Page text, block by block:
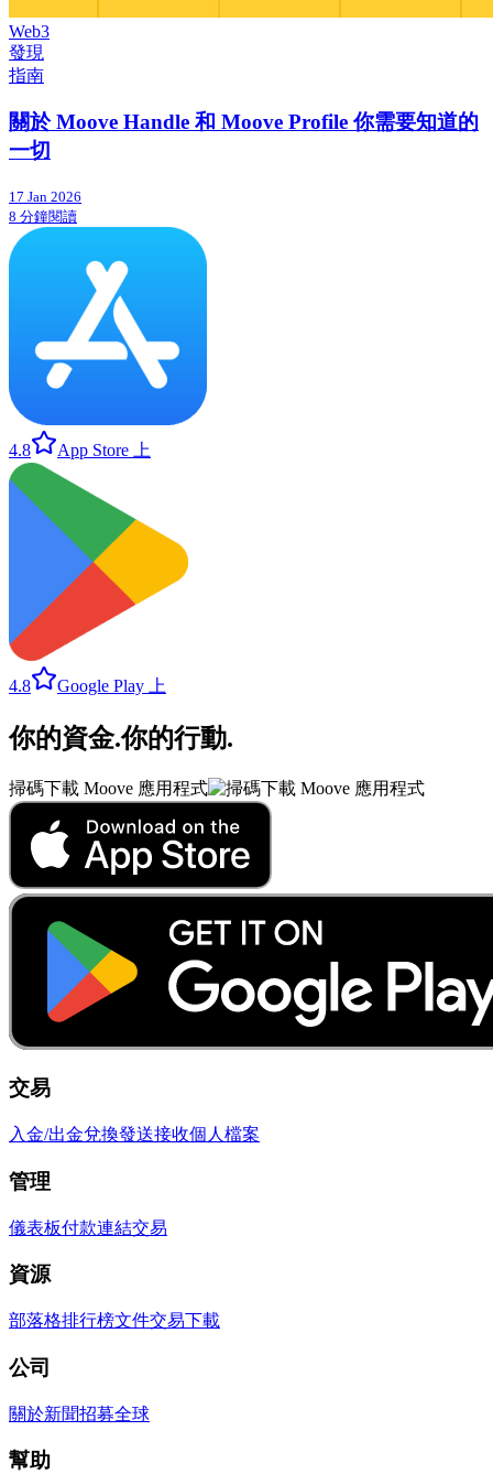
Web3
發現
指南
關於 Moove Handle 和 Moove Profile 你需要知道的
一切
17 Jan 2026
8 分鐘閱讀
4.8 App Store 上
4.8 Google Play 上
你的資金.你的行動.
掃碼下載 Moove 應用程式
交易
入金/出金兌換發送接收個人檔案
管理
儀表板付款連結交易
資源
部落格排行榜文件交易下載
公司
關於新聞招募全球
幫助